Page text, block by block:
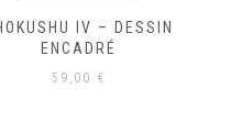
V – DESSIN
ENCADRÉ
59,00 €